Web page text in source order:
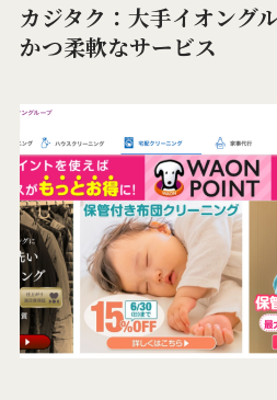
カジタク：大手イオング
かつ柔軟なサービス